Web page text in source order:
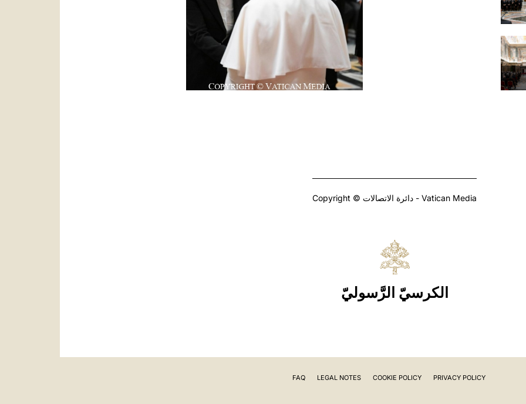
Copyright © دائرة الاتصالات - Vatican Media
الكرسيّ الرَّسوليّ
FAQ LEGAL NOTES COOKIE POLICY PRIVACY POLICY